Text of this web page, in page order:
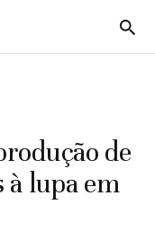
5
de
à lupa em